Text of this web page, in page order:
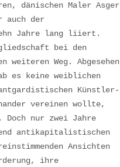
dänischen Maler Asger
auch der
Jahre lang liiert.
bei den
Weg. Abgesehen
es keine weiblichen
Künstler-
vereinen wollte,
nur zwei Jahre
antikapitalistischen
Ansichten
ihre